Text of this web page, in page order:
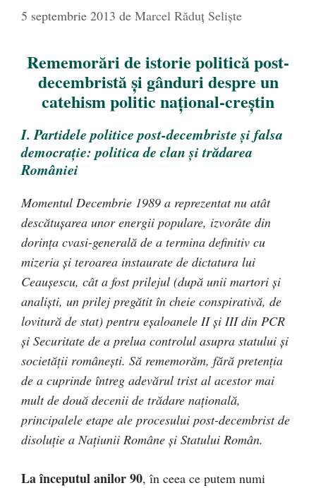
5 septembrie 2013 de Marcel Răduț Seliște
Rememorări de istorie politică post-
decembristă şi gânduri despre un
catehism politic naţional-creştin
I. Partidele politice post-decembriste şi falsa
democraţie: politica de clan şi trădarea
României
Momentul Decembrie 1989 a reprezentat nu atât
descătuşarea unor energii populare, izvorâte din
dorinţa cvasi-generală de a termina definitiv cu
mizeria şi teroarea instaurate de dictatura lui
Ceauşescu, cât a fost prilejul (după unii martori şi
analişti, un prilej pregătit în cheie conspirativă, de
lovitură de stat) pentru eşaloanele II şi III din PCR
şi Securitate de a prelua controlul asupra statului şi
societăţii româneşti. Să rememorăm, fără pretenţia
de a cuprinde întreg adevărul trist al acestor mai
mult de două decenii de trădare naţională,
principalele etape ale procesului post-decembrist de
disoluţie a Naţiunii Române şi Statului Român.
La începutul anilor 90, în ceea ce putem numi